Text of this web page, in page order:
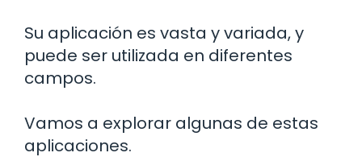
Su aplicación es vasta y variada, y
puede ser utilizada en diferentes
campos.
Vamos a explorar algunas de estas
aplicaciones.